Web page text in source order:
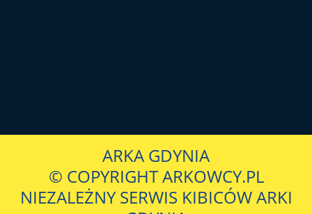
ARKA GDYNIA
© COPYRIGHT ARKOWCY.PL
NIEZALEŻNY SERWIS KIBICÓW ARKI